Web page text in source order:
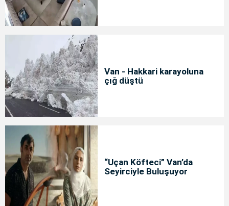
Van - Hakkari karayoluna
çığ düştü
“Uçan Köfteci” Van’da
Seyirciyle Buluşuyor